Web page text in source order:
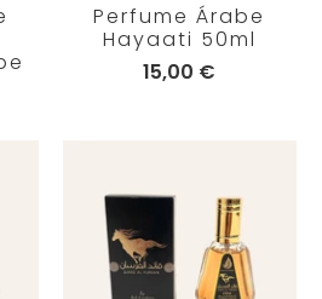
Perfume Árabe
Hayaati 50ml
15,00 €